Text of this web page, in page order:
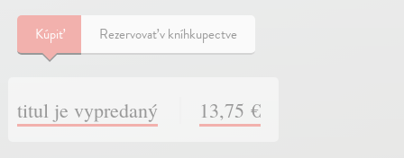
Kúpiť Rezervovať v kníhkupectve
titul je vypredaný 13,75 €